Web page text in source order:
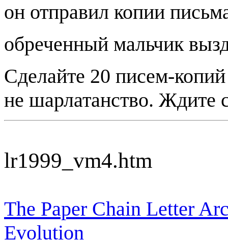
он отправил копии
обреченный мальчик
Сделайте 20 писем-
не шарлатанство. Ждите
lr1999_vm4.htm
The Paper Chain Letter
Evolution